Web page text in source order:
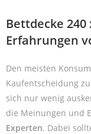
Bettdecke
Erfahrungen
Den meisten
Kaufentscheidung
sich nur wenig
die Meinungen und
Experten. Dabei